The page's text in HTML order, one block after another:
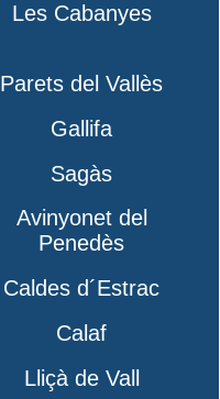
Les Cabanyes
Parets del Vallès
Gallifa
Sagàs
Avinyonet del
Penedès
Caldes d´Estrac
Calaf
Lliçà de Vall